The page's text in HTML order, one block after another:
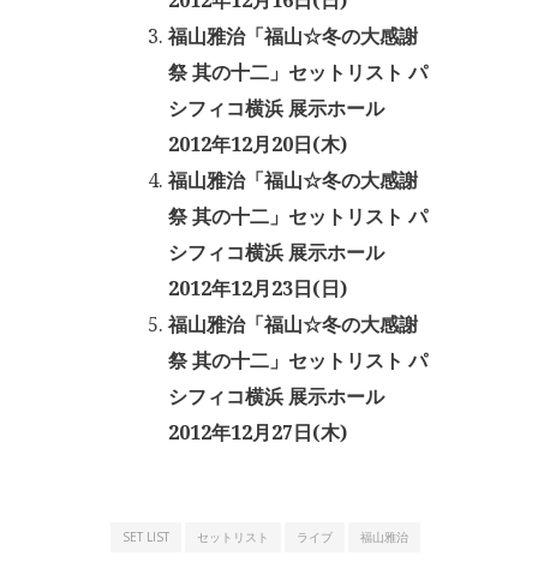
福山雅治「福山☆冬の大感謝
祭 其の十二」セットリスト パ
シフィコ横浜 展示ホール
2012年12月20日(木)
福山雅治「福山☆冬の大感謝
祭 其の十二」セットリスト パ
シフィコ横浜 展示ホール
2012年12月23日(日)
福山雅治「福山☆冬の大感謝
祭 其の十二」セットリスト パ
シフィコ横浜 展示ホール
2012年12月27日(木)
SET LIST セットリスト ライブ 福山雅治